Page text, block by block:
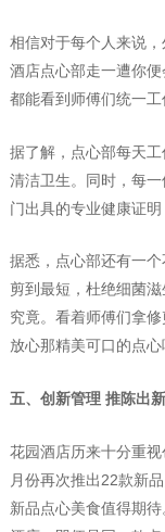
相信对于每个人来说
酒店点心部走一遭你
都能看到师傅们统一工
据了解，点心部每天
清洁卫生。同时，每
门出具的专业健康证
据悉，点心部还有一
剪到最短，杜绝细菌
究竟。看着师傅们拿
放心那精美可口的点心
五、创新管理 推陈出新
花园酒店历来十分重
月份再次推出22款新
新品点心美食值得期